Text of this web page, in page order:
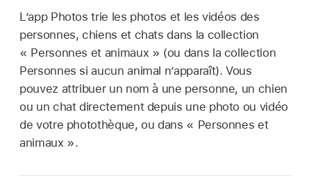
L’app Photos trie les photos et les vidéos des
personnes, chiens et chats dans la collection
« Personnes et animaux » (ou dans la collection
Personnes si aucun animal n’apparaît). Vous
pouvez attribuer un nom à une personne, un chien
ou un chat directement depuis une photo ou vidéo
de votre photothèque, ou dans « Personnes et
animaux ».